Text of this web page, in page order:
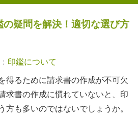
疑問を解決！適切な選び方
印鑑について
得るために請求書の作成が不可欠
求書の作成に慣れていないと、印
方も多いのではないでしょうか。